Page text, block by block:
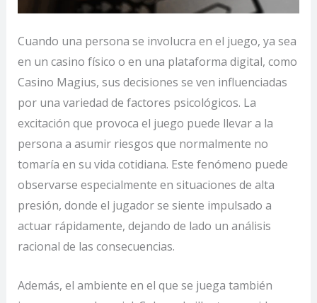
Cuando una persona se involucra en el juego, ya sea
en un casino físico o en una plataforma digital, como
Casino Magius, sus decisiones se ven influenciadas
por una variedad de factores psicológicos. La
excitación que provoca el juego puede llevar a la
persona a asumir riesgos que normalmente no
tomaría en su vida cotidiana. Este fenómeno puede
observarse especialmente en situaciones de alta
presión, donde el jugador se siente impulsado a
actuar rápidamente, dejando de lado un análisis
racional de las consecuencias.
Además, el ambiente en el que se juega también